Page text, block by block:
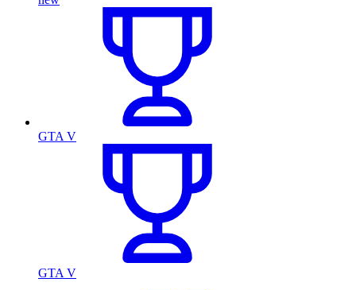
GTA V
GTA V